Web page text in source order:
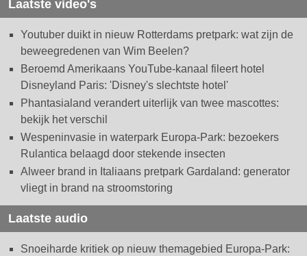
Laatste video's
Youtuber duikt in nieuw Rotterdams pretpark: wat zijn de
beweegredenen van Wim Beelen?
Beroemd Amerikaans YouTube-kanaal fileert hotel
Disneyland Paris: 'Disney's slechtste hotel'
Phantasialand verandert uiterlijk van twee mascottes:
bekijk het verschil
Wespeninvasie in waterpark Europa-Park: bezoekers
Rulantica belaagd door stekende insecten
Alweer brand in Italiaans pretpark Gardaland: generator
vliegt in brand na stroomstoring
Laatste audio
Snoeiharde kritiek op nieuw themagebied Europa-Park: